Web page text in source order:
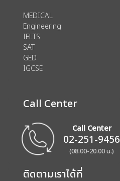
MEDICAL
Engineering
IELTS
SAT
GED
IGCSE
Call Center
Call Center
02-251-9456
(08.00-20.00 น.)
ติดตามเราได้ที่